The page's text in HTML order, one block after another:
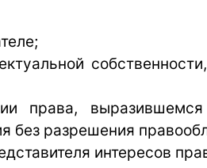
права,
без разрешения
интересов